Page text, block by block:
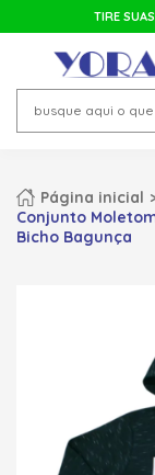
TIRE
Página inicial
Conjunto
Bicho Bagunça